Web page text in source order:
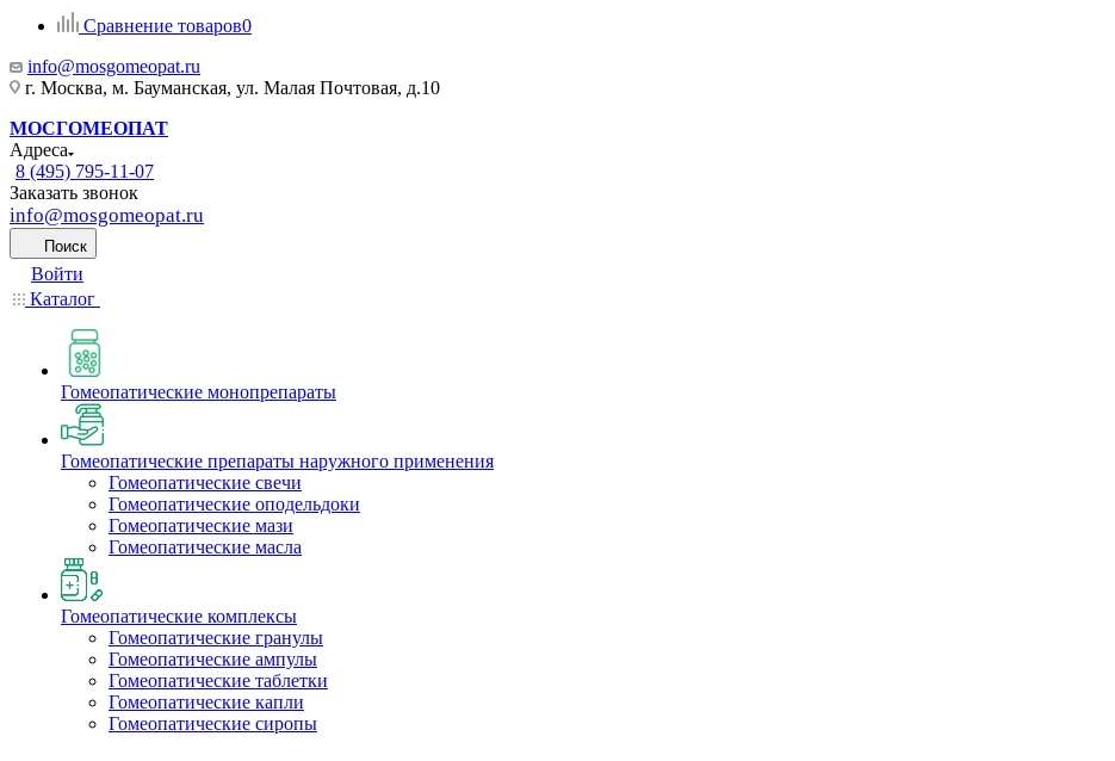
Сравнение товаров0
info@mosgomeopat.ru
г. Москва, м. Бауманская, ул. Малая Почтовая, д.10
МОСГОМЕОПАТ
Адреса
8 (495) 795-11-07
Заказать звонок
info@mosgomeopat.ru
Поиск
Войти
Каталог
Гомеопатические монопрепараты
Гомеопатические препараты наружного применения
Гомеопатические свечи
Гомеопатические оподельдоки
Гомеопатические мази
Гомеопатические масла
Гомеопатические комплексы
Гомеопатические гранулы
Гомеопатические ампулы
Гомеопатические таблетки
Гомеопатические капли
Гомеопатические сиропы